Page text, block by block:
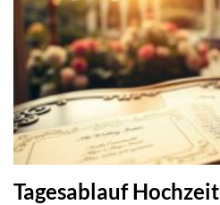
Tagesablauf Hochzeit